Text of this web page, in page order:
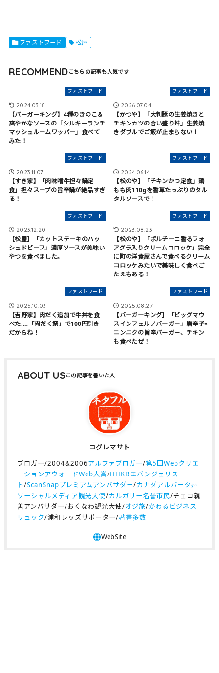
ファストフード 松屋
RECOMMEND
ファストフード
2024.03.18
【バーガーキング】4種のきのこ＆
爽やかなソースの「シルキーランチ
マッシュルームワッパー」食べて
みた！
ファストフード
2026.07.04
【かつや】「大判豚の生姜焼きと
チキンカツの合い盛り丼」生姜焼
きダブルでご飯が止まらない！
ファストフード
2023.11.07
【すき家】「肉味噌牛担々鍋定
食」担々スープの旨辛鍋が絶品すぎ
る！
ファストフード
2024.06.14
【松のや】「チキンかつ定食」鶏
もも肉110gを香草たっぷりのタル
タルソースで！
ファストフード
2023.12.20
【松屋】「カットステーキのハッ
シュドビーフ」濃厚ソースが美味い
やつを食べました。
ファストフード
2023.08.23
【松のや】「ポルチーニ香るフォ
アグラ入りクリームコロッケ」完全
に町の洋食屋さんで食べるクリーム
コロッケみたいで美味しく食べご
たえもある！
ファストフード
2025.10.03
【吉野家】肉だく追加で牛丼を食
べた‥‥「肉だく祭」で100円引き
だからね！
ファストフード
2025.08.27
【バーガーキング】「ビッグマウ
スインフェルノバーガー」唐辛子×
ニンニクの旨辛バーガー、チキン
も食べたぜ！
ABOUT US
コグレマサト
ブロガー/2004&2006アルファブロガー/第5回Webクリエ
ーションアウォードWeb人賞/HHKBエバンジェリス
ト/ScanSnapプレミアムアンバサダー/カナダアルバータ州
ソーシャルメディア観光大使/カルガリー名誉市民/チェコ親
善アンバサダー/おくなわ観光大使/オジ旅/かわるビジネス
リュック/浦和レッズサポーター/著書多数